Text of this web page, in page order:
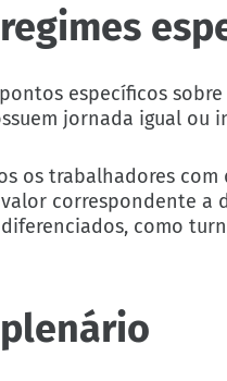
específicos
jornada igual ou
os trabalhadores
valor correspondente
diferenciados, como